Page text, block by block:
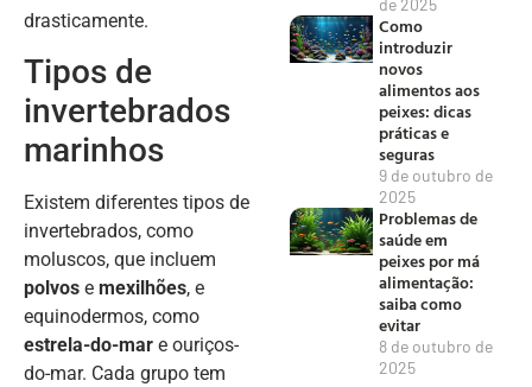
drasticamente.
Tipos de
invertebrados
marinhos
Existem diferentes tipos de
invertebrados, como
moluscos, que incluem
polvos e mexilhões, e
equinodermos, como
estrela-do-mar e ouriços-
do-mar. Cada grupo tem
de 2025
Como
introduzir
novos
alimentos aos
peixes: dicas
práticas e
seguras
9 de outubro de
2025
Problemas de
saúde em
peixes por má
alimentação:
saiba como
evitar
8 de outubro de
2025